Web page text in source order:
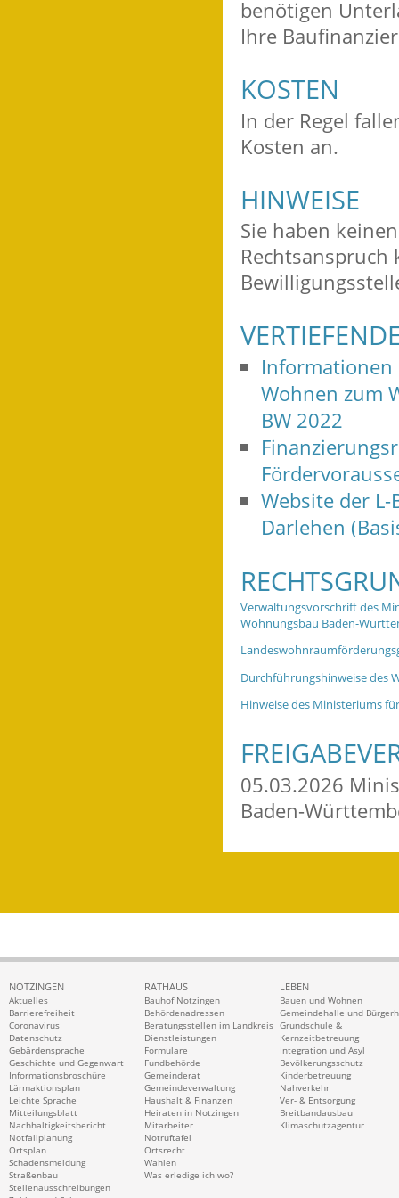
benötigen
Ihre
KOSTEN
In der Regel
Kosten an.
HINWEISE
Sie haben
Rechtsanspruch
Wohnen zum
BW 2022
Website der
Darlehen
Verwaltungsvorschrift des
Wohnungsbau Baden-
Durchführungshinweise des
Hinweise des Ministeriums
05.03.2026
Baden-
NOTZINGEN
Aktuelles
Barrierefreiheit
Coronavirus
Datenschutz
Gebärdensprache
Geschichte und Gegenwart
Informationsbroschüre
Lärmaktionsplan
Leichte Sprache
Mitteilungsblatt
Nachhaltigkeitsbericht
Notfallplanung
Ortsplan
Schadensmeldung
Straßenbau
Stellenausschreibungen
RATHAUS
Bauhof Notzingen
Behördenadressen
Beratungsstellen im Landkreis
Dienstleistungen
Formulare
Fundbehörde
Gemeinderat
Gemeindeverwaltung
Haushalt & Finanzen
Heiraten in Notzingen
Mitarbeiter
Notruftafel
Ortsrecht
Wahlen
Was erledige ich wo?
LEBEN
Bauen und Wohnen
Gemeindehalle und
Grundschule &
Kernzeitbetreuung
Integration und Asyl
Bevölkerungsschutz
Kinderbetreuung
Nahverkehr
Ver- & Entsorgung
Breitbandausbau
Klimaschutzagentur